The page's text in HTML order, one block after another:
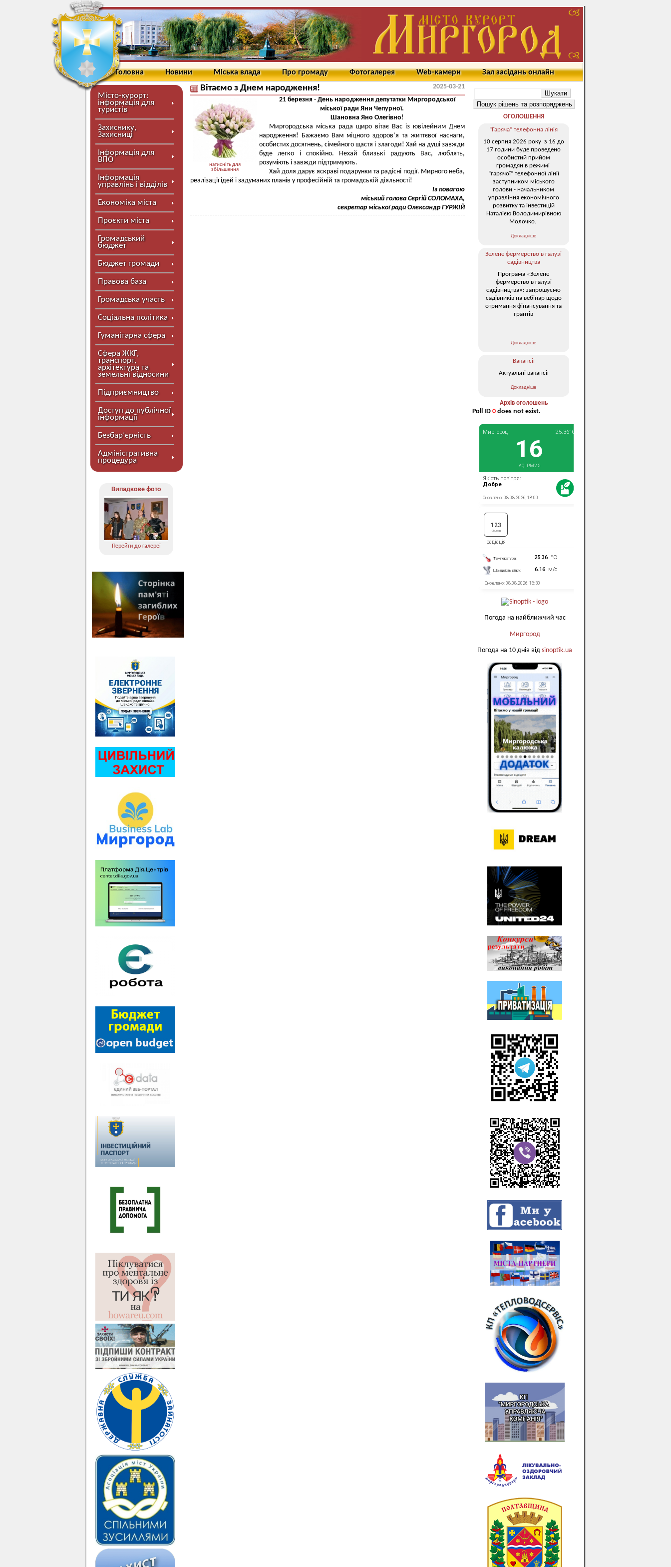
Головна Новини Міська влада Про громаду Фотогалерея Web-камери Зал засідань онлайн
Місто-курорт:
інформація для
туристів
Захиснику,
Захисниці
Інформація для
ВПО
Інформація
управлінь і відділів
Економіка міста
Проєкти міста
Громадський
бюджет
Бюджет громади
Правова база
Громадська участь
Соціальна політика
Гуманітарна сфера
Сфера ЖКГ,
транспорт,
архітектура та
земельні відносини
Підприємництво
Доступ до публічної
інформації
Безбар’єрність
Адміністративна
процедура
Випадкове фото
Перейти до галереї
Вітаємо з Днем народження! 2025-03-21
натисніть для
збільшення
21 березня - День народження депутатки Миргородської
міської ради Яни Чепурної.
Шановна Яно Олегівно!
Миргородська міська рада щиро вітає Вас із ювілейним Днем
народження! Бажаємо Вам міцного здоров’я та життєвої наснаги,
особистих досягнень, сімейного щастя і злагоди! Хай на душі завжди
буде легко і спокійно. Нехай близькі радують Вас, люблять,
розуміють і завжди підтримують.
Хай доля дарує яскраві подарунки та радісні події. Мирного неба,
реалізації ідей і задуманих планів у професійній та громадській діяльності!
Із повагою
міський голова Сергій СОЛОМАХА,
секретар міської ради Олександр ГУРЖІЙ
ОГОЛОШЕННЯ
“Гаряча” телефонна лінія
10 серпня 2026 року з 16 до
17 години буде проведено
особистий прийом
громадян в режимі
“гарячої” телефонної лінії
заступником міського
голови - начальником
управління економічного
розвитку та інвестицій
Наталією Володимирівною
Молочко.
Докладніше
Зелене фермерство в галузі
садівництва
Програма «Зелене
фермерство в галузі
садівництва»: запрошуємо
садівників на вебінар щодо
отримання фінансування та
грантів
Докладніше
Вакансії
Актуальні вакансії
Докладніше
Архів оголошень
Poll ID 0 does not exist.
Погода на найближчий час
Миргород
Погода на 10 днів від sinoptik.ua